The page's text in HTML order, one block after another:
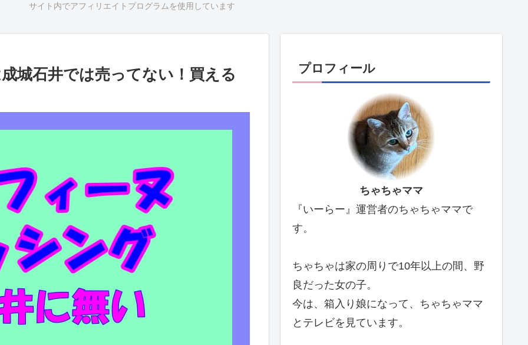
サイト内でアフィリエイトプログラムを使用しています
城石井では売ってない！買える
プロフィール
ちゃちゃママ
『いーらー』運営者のちゃちゃママで
す。
ちゃちゃは家の周りで10年以上の間、野
良だった女の子。
今は、箱入り娘になって、ちゃちゃママ
とテレビを見ています。